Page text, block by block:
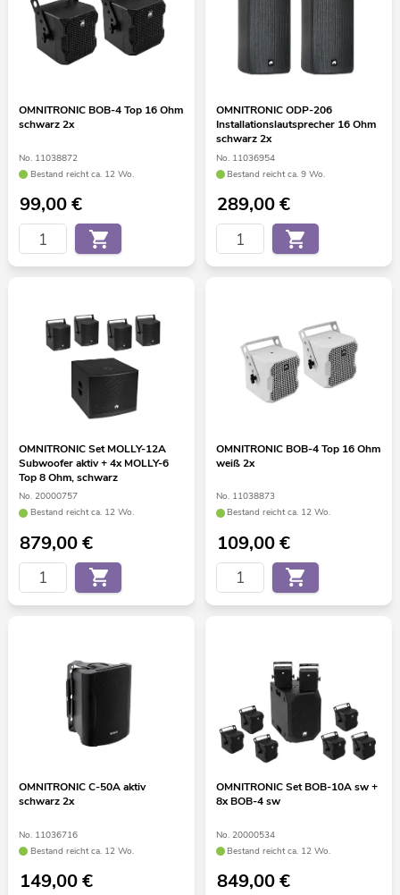
OMNITRONIC BOB-4 Top 16 Ohm
schwarz 2x
No. 11038872
Bestand reicht ca. 12 Wo.
99,00€
OMNITRONIC ODP-206
Installationslautsprecher 16 Ohm
schwarz 2x
No. 11036954
Bestand reicht ca. 9 Wo.
289,00€
OMNITRONIC Set MOLLY-12A
Subwoofer aktiv + 4x MOLLY-6
Top 8 Ohm, schwarz
No. 20000757
Bestand reicht ca. 12 Wo.
879,00€
OMNITRONIC BOB-4 Top 16 Ohm
weiß 2x
No. 11038873
Bestand reicht ca. 12 Wo.
109,00€
OMNITRONIC C-50A aktiv
schwarz 2x
No. 11036716
Bestand reicht ca. 12 Wo.
149,00€
OMNITRONIC Set BOB-10A sw +
8x BOB-4 sw
No. 20000534
Bestand reicht ca. 12 Wo.
849,00€